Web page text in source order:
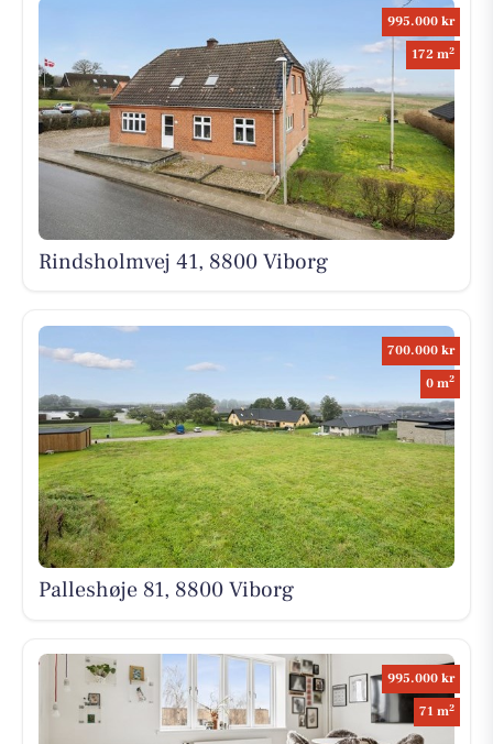
995.000 kr
172 m2
Rindsholmvej 41, 8800 Viborg
700.000 kr
0 m2
Palleshøje 81, 8800 Viborg
995.000 kr
71 m2